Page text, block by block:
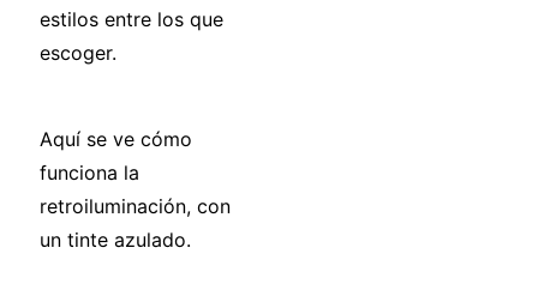
estilos entre los que
escoger.
Aquí se ve cómo
funciona la
retroiluminación, con
un tinte azulado.